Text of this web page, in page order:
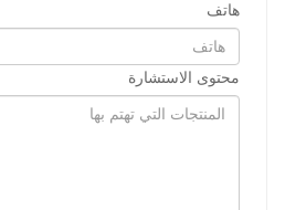
هاتف
محتوى الاستشارة